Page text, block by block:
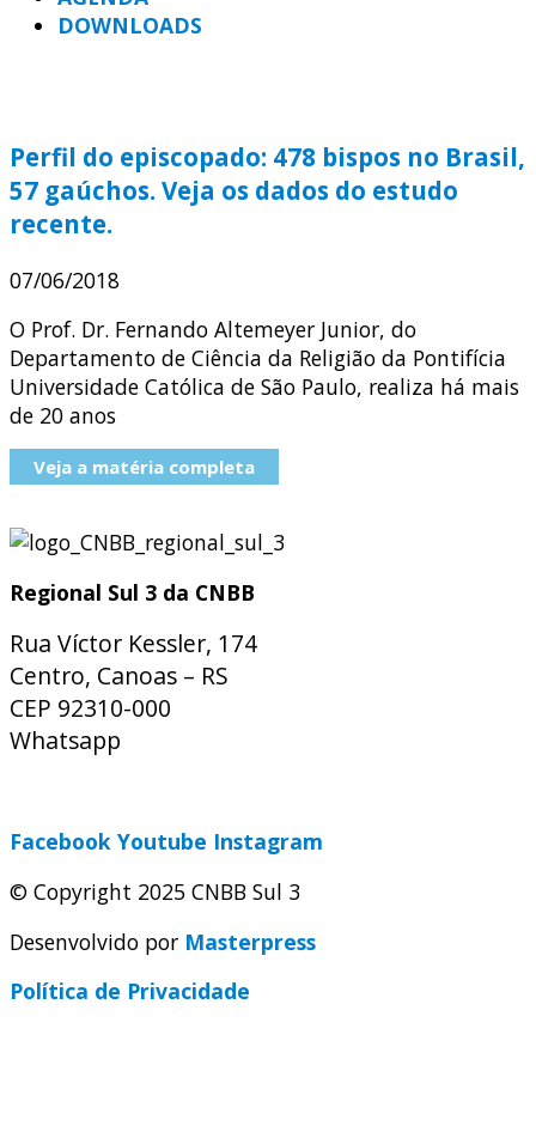
DOWNLOADS
Perfil do episcopado: 478 bispos no Brasil,
57 gaúchos. Veja os dados do estudo
recente.
07/06/2018
O Prof. Dr. Fernando Altemeyer Junior, do
Departamento de Ciência da Religião da Pontifícia
Universidade Católica de São Paulo, realiza há mais
de 20 anos
Veja a matéria completa
Regional Sul 3 da CNBB
Rua Víctor Kessler, 174
Centro, Canoas – RS
CEP 92310-000
Whatsapp
Facebook Youtube Instagram
© Copyright 2025 CNBB Sul 3
Desenvolvido por Masterpress
Política de Privacidade